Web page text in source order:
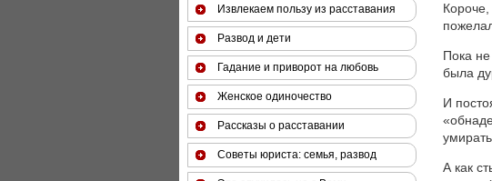
Пока
была
И
А как
Извлекаем пользу из расставания
Развод и дети
Гадание и приворот на любовь
Женское одиночество
Рассказы о расставании
Советы юриста: семья, развод